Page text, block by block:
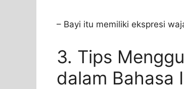
– Bayi itu memiliki ekspresi
3. Tips
dalam Bahasa